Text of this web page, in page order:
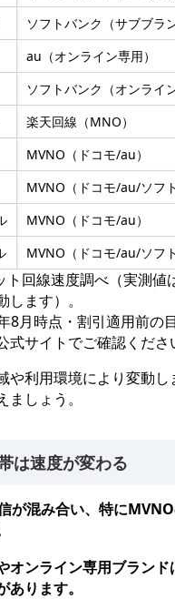
ソフトバンク（サブブラ
au（オンライン専用）
ソフトバンク（オンライ
楽天回線（MNO）
MVNO（ドコモ/au）
MVNO（ドコモ/au/ソフ
MVNO（ドコモ/au）
MVNO（ドコモ/au/ソフ
回線速度調べ（実測値
ます）。
8月時点・割引適用前の
式サイトでご確認くださ
や利用環境により変動
ましょう。
は速度が変わる
が混み合い、特に
オンライン専用ブラン
ります。